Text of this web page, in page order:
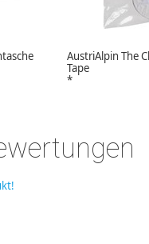
AustriAlpin The
Tape
*